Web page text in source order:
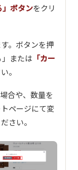
」ボタンをクリ
。ボタンを押
または 「カー
。
合や、数量を
ページにて変
さい。